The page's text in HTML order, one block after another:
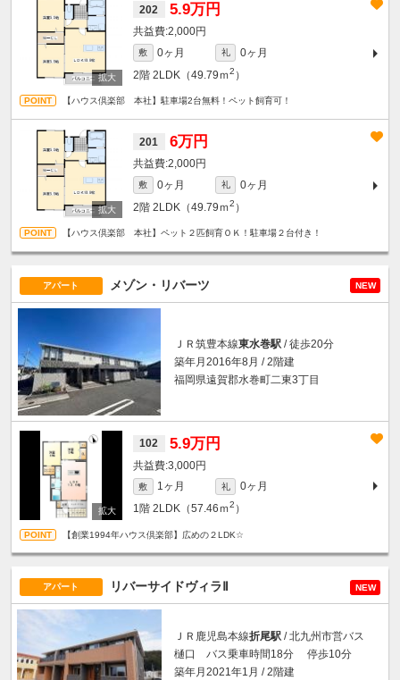
202 5.9万円
2,000円
敷 0ヶ月 礼
0ヶ月
2階 2LDK（49.79ｍ2 ）
【ハウス倶楽部 本社】駐車場2台無料！ペット飼育可！
201 6万円
2,000円
敷 0ヶ月 礼
0ヶ月
2階 2LDK（49.79ｍ2 ）
【ハウス倶楽部 本社】ペット２匹飼育ＯＫ！駐車場２台付き！
アパート メゾン・リバーツ NEW
ＪＲ筑豊本線東水巻駅 / 徒歩20分
築年月2016年8月 / 2階建
福岡県遠賀郡水巻町二東3丁目
102 5.9万円
3,000円
敷 1ヶ月 礼
0ヶ月
1階 2LDK（57.46ｍ2 ）
【創業1994年ハウス倶楽部】広めの２LDK☆
アパート リバーサイドヴィラⅡ NEW
ＪＲ鹿児島本線折尾駅 / 北九州市営バス
樋口 バス乗車時間18分 停歩10分
築年月2021年1月 / 2階建